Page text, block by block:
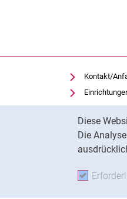
Diese
Die
Kontakt/
Notfall
Cookie-